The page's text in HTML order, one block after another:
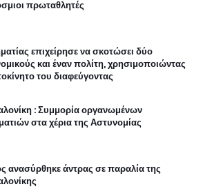
πρωταθλητές
επιχείρησε να σκοτώσει δύο
και έναν πολίτη, χρησιμοποιώντας
του διαφεύγοντας
: Συμμορία οργανωμένων
στα χέρια της Αστυνομίας
ανασύρθηκε άντρας σε παραλία της